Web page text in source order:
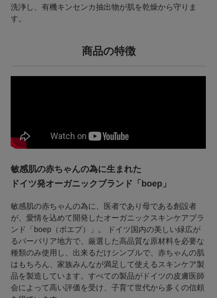
洗浄し、有機キンセンカ抽出物が肌を乾燥から守りま
す。
商品の特徴
敏感肌の赤ちゃんの為に生まれた
ドイツ発オーガニックブランド「boep」
敏感肌の赤ちゃんの為に、医者であり母である創設者
が、愛情を込めて開発したオーガニックスキンケアブラ
ンド「boep（ボエプ）」。 ドイツ国内の美しい緑広が
るバーバリア地方で、厳選した高品質な原材料を必要な
種類のみ使用し、出来るだけシンプルで、赤ちゃんの肌
はもちろん、家族みんなが満足して使えるスキンケア製
品を製造しています。すべての製品がドイツの皮膚医師
会によって高い評価を受け、子育て世代から多くの信頼